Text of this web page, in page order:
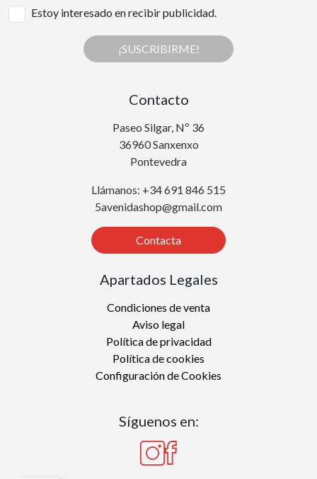
Estoy interesado en recibir publicidad.
¡SUSCRIBIRME!
Contacto
Paseo Silgar, Nº 36
36960 Sanxenxo
Pontevedra
Llámanos: +34 691 846 515
5avenidashop@gmail.com
Contacta
Apartados Legales
Condiciones de venta
Aviso legal
Política de privacidad
Política de cookies
Configuración de Cookies
Síguenos en: